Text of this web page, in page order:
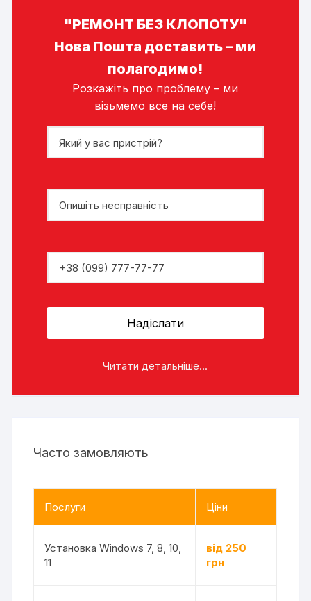
"РЕМОНТ БЕЗ КЛОПОТУ"
Нова Пошта доставить – ми
полагодимо!
Розкажіть про проблему – ми
візьмемо все на себе!
Читати детальніше...
Часто замовляють
Послуги Ціни
Установка Windows 7, 8, 10,
11
від 250
грн